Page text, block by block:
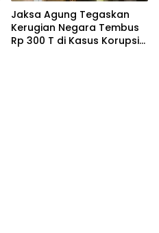
Jaksa Agung Tegaskan
Kerugian Negara Tembus
Rp 300 T di Kasus Korupsi